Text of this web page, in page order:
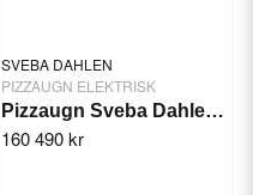
SVEBA DAHLEN
PIZZAUGN ELEKTRISK
Pizzaugn Sveba Dahlen DC-22P, 2-däck
160 490 kr